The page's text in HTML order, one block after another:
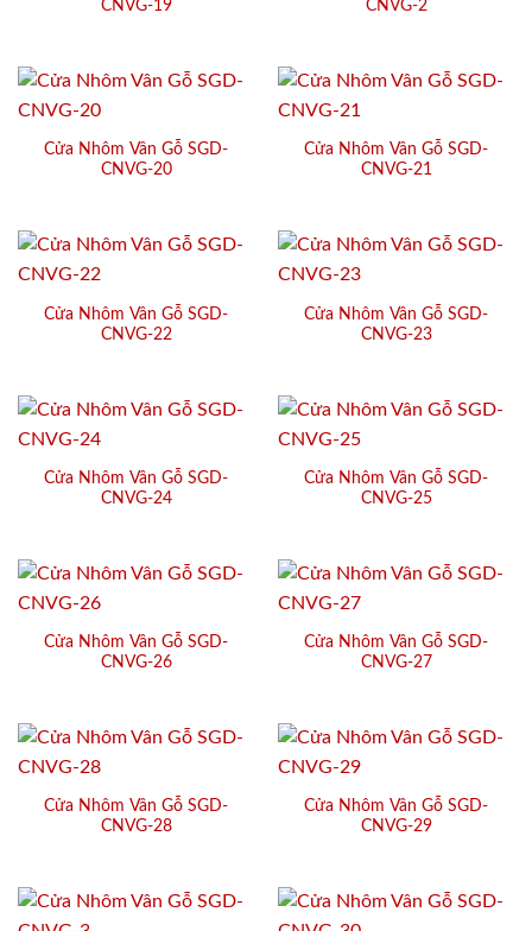
CNVG-19
CNVG-2
Cửa Nhôm Vân Gỗ SGD-
CNVG-20
Cửa Nhôm Vân Gỗ SGD-
CNVG-21
Cửa Nhôm Vân Gỗ SGD-
CNVG-22
Cửa Nhôm Vân Gỗ SGD-
CNVG-23
Cửa Nhôm Vân Gỗ SGD-
CNVG-24
Cửa Nhôm Vân Gỗ SGD-
CNVG-25
Cửa Nhôm Vân Gỗ SGD-
CNVG-26
Cửa Nhôm Vân Gỗ SGD-
CNVG-27
Cửa Nhôm Vân Gỗ SGD-
CNVG-28
Cửa Nhôm Vân Gỗ SGD-
CNVG-29